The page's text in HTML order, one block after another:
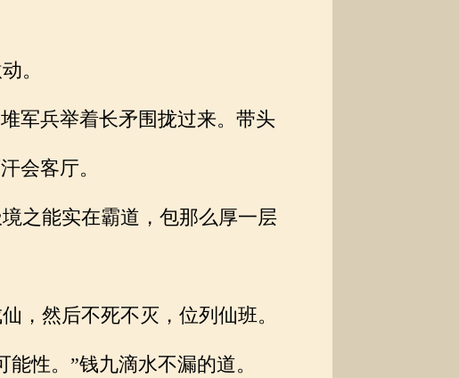
。
军兵举着长矛围拢过来。带头
会客厅。
之能实在霸道，包那么厚一层
，然后不死不灭，位列仙班。
性。”钱九滴水不漏的道。